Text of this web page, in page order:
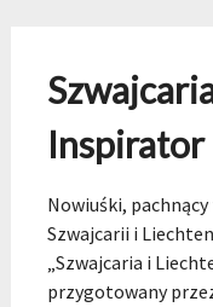
Nowiuśki,
Szwajcarii i
„Szwajcaria i
przygotowany